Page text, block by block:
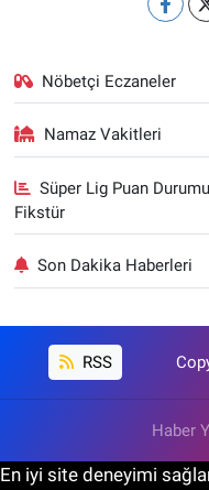
Nöbetçi Eczaneler
Namaz Vakitleri
Süper Lig Puan
Fikstür
Son Dakika Haberleri
RSS
Haber
En iyi site deneyimi